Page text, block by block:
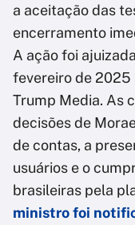
a aceitação das
encerramento
A ação foi
fevereiro de 2025
Trump Media. As
decisões de
de contas, a
usuários e o
brasileiras pela
ministro foi